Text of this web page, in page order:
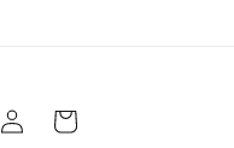
グ
イ
ー